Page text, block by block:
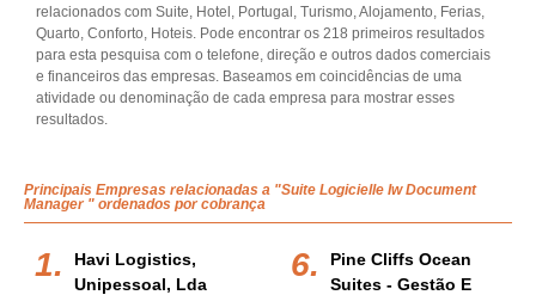
relacionados com Suite, Hotel, Portugal, Turismo, Alojamento, Ferias,
Quarto, Conforto, Hoteis. Pode encontrar os 218 primeiros resultados
para esta pesquisa com o telefone, direção e outros dados comerciais
e financeiros das empresas. Baseamos em coincidências de uma
atividade ou denominação de cada empresa para mostrar esses
resultados.
Principais Empresas relacionadas a "Suite Logicielle Iw Document
Manager " ordenados por cobrança
Havi Logistics,
Unipessoal, Lda
Pine Cliffs Ocean
Suites - Gestão E